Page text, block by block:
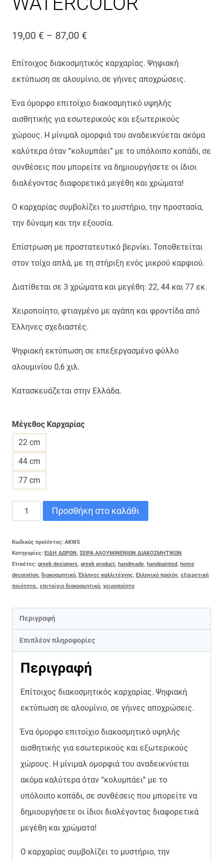
19,00 € – 87,00 €Price
19,00 €
87,00 €
Επίτοιχος διακοσμητικός καρχαρίας. Ψηφιακή
εκτύπωση σε αλουμίνιο, σε γήινες αποχρώσεις.
Ένα όμορφο επιτοίχιο διακοσμητικό υψηλής
αισθητικής για εσωτερικούς και εξωτερικούς
χώρους. Η μίνιμαλ ομορφιά του αναδεικνύεται ακόμα
καλύτερα όταν “κολυμπάει” με το υπόλοιπο κοπάδι, σε
συνθέσεις που μπορείτε να δημιουργήσετε οι ίδιοι
διαλέγοντας διαφορετικά μεγέθη και χρώματα!
Ο καρχαρίας συμβολίζει το μυστήριο, την προστασία,
την δύναμη και την εξουσία.
Επίστρωση με προστατευτικό βερνίκι. Τοποθετείται
στον τοίχο απλά, με τη στήριξη ενός μικρού καρφιού.
Διατίθεται σε 3 χρώματα και μεγέθη: 22, 44 και 77 εκ.
Χειροποίητο, φτιαγμένο με αγάπη και φροντίδα από
Έλληνες σχεδιαστές.
Ψηφιακή εκτύπωση σε επεξεργασμένο φύλλο
αλουμινίου 0,6 χιλ.
Κατασκευάζεται στην Ελλάδα.
Μέγεθος Καρχαρίας
22 cm
44 cm
77 cm
ΚΑΡΧΑΡΙΑΣ
WATERCOLOR
ποσότητα
Προσθήκη στο καλάθι
Κωδικός προϊόντος: AKWS
Κατηγορίες: ΕΙΔΗ ΔΩΡΩΝ, ΣΕΙΡΑ ΑΛΟΥΜΙΝΕΝΙΩΝ ΔΙΑΚΟΣΜΗΤΙΚΩΝ
Ετικέτες: greek designers, greek product, handmade, handpainted, home
decoration, διακοσμητικό,Έλληνες καλλιτέχνης, Ελληνικό προϊόν, εξαιρετική
ποιότητα., επιτοίχιο διακοσμητικό, χειροποίητο
Περιγραφή
Επιπλέον πληροφορίες
Περιγραφή
Επίτοιχος διακοσμητικός καρχαρίας. Ψηφιακή
εκτύπωση σε αλουμίνιο, σε γήινες αποχρώσεις.
Ένα όμορφο επιτοίχιο διακοσμητικό υψηλής
αισθητικής για εσωτερικούς και εξωτερικούς
χώρους. Η μίνιμαλ ομορφιά του αναδεικνύεται
ακόμα καλύτερα όταν “κολυμπάει” με το
υπόλοιπο κοπάδι, σε συνθέσεις που μπορείτε να
δημιουργήσετε οι ίδιοι διαλέγοντας διαφορετικά
μεγέθη και χρώματα!
Ο καρχαρίας συμβολίζει το μυστήριο, την